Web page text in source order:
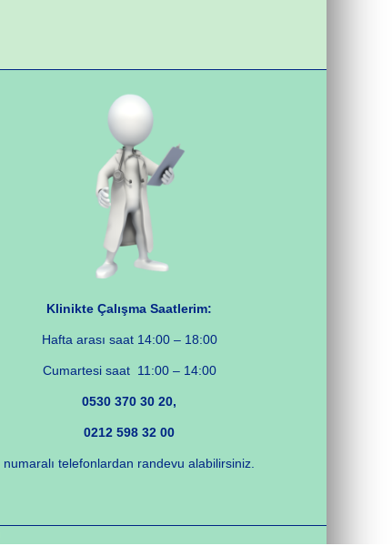
Klinikte Çalışma Saatlerim:
Hafta arası saat 14:00 – 18:00
Cumartesi saat 11:00 – 14:00
0530 370 30 20,
0212 598 32 00
numaralı telefonlardan randevu alabilirsiniz.